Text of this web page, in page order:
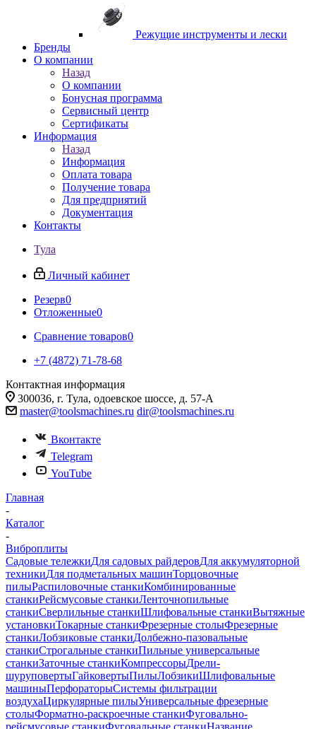
Режущие инструменты и лески
Бренды
О компании
Назад
О компании
Бонусная программа
Сервисный центр
Сертификаты
Информация
Назад
Информация
Оплата товара
Получение товара
Для предприятий
Документация
Контакты
Тула
Личный кабинет
Резерв0
Отложенные0
Сравнение товаров0
+7 (4872) 71-78-68
Контактная информация
300036, г. Тула, одоевское шоссе, д. 57-А
master@toolsmachines.ru dir@toolsmachines.ru
Вконтакте
Telegram
YouTube
Главная
-
Каталог
-
Виброплиты
Садовые тележкиДля садовых райдеровДля аккумуляторной
техникиДля подметальных машинТорцовочные
пилыРаспиловочные станкиКомбинированные
станкиРейсмусовые станкиЛенточнопильные
станкиСверлильные станкиШлифовальные станкиВытяжные
установкиТокарные станкиФрезерные столыФрезерные
станкиЛобзиковые станкиДолбежно-пазовальные
станкиСтрогальные станкиПильные универсальные
станкиЗаточные станкиКомпрессорыДрели-
шуруповертыГайковертыПилыЛобзикиШлифовальные
машиныПерфораторыСистемы фильтрации
воздухаЦиркулярные пилыУниверсальные фрезерные
столыФорматно-раскроечные станкиФуговально-
рейсмусовые станкиФуговальные станкиНазвание